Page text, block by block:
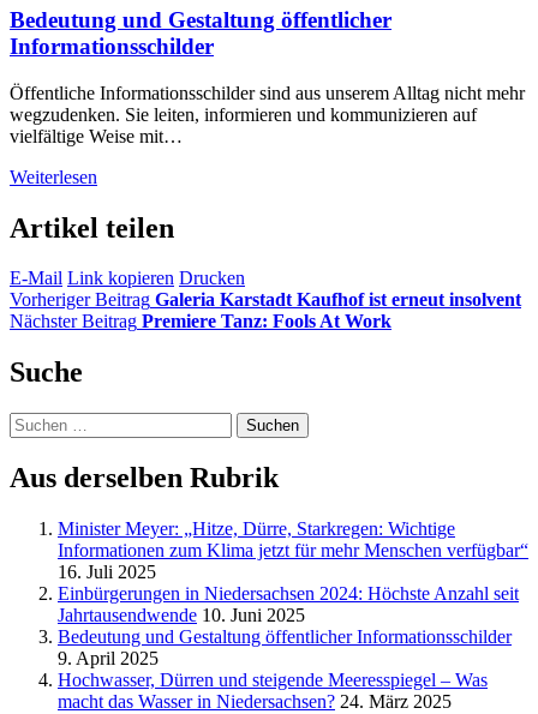
Bedeutung und Gestaltung öffentlicher
Informationsschilder
Öffentliche Informationsschilder sind aus unserem Alltag nicht mehr
wegzudenken. Sie leiten, informieren und kommunizieren auf
vielfältige Weise mit…
Weiterlesen
Artikel teilen
E-Mail Link kopieren Drucken
Vorheriger Beitrag Galeria Karstadt Kaufhof ist erneut insolvent
Nächster Beitrag Premiere Tanz: Fools At Work
Suche
Suchen
nach:
Aus derselben Rubrik
Minister Meyer: „Hitze, Dürre, Starkregen: Wichtige
Informationen zum Klima jetzt für mehr Menschen verfügbar“
16. Juli 2025
Einbürgerungen in Niedersachsen 2024: Höchste Anzahl seit
Jahrtausendwende 10. Juni 2025
Bedeutung und Gestaltung öffentlicher Informationsschilder
9. April 2025
Hochwasser, Dürren und steigende Meeresspiegel – Was
macht das Wasser in Niedersachsen? 24. März 2025